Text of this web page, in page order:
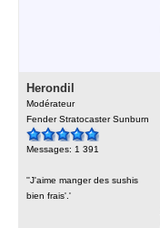
Herondil
Modérateur
Fender Stratocaster Sunburn
Messages: 1 391
''J'aime manger des sushis
bien frais'.'